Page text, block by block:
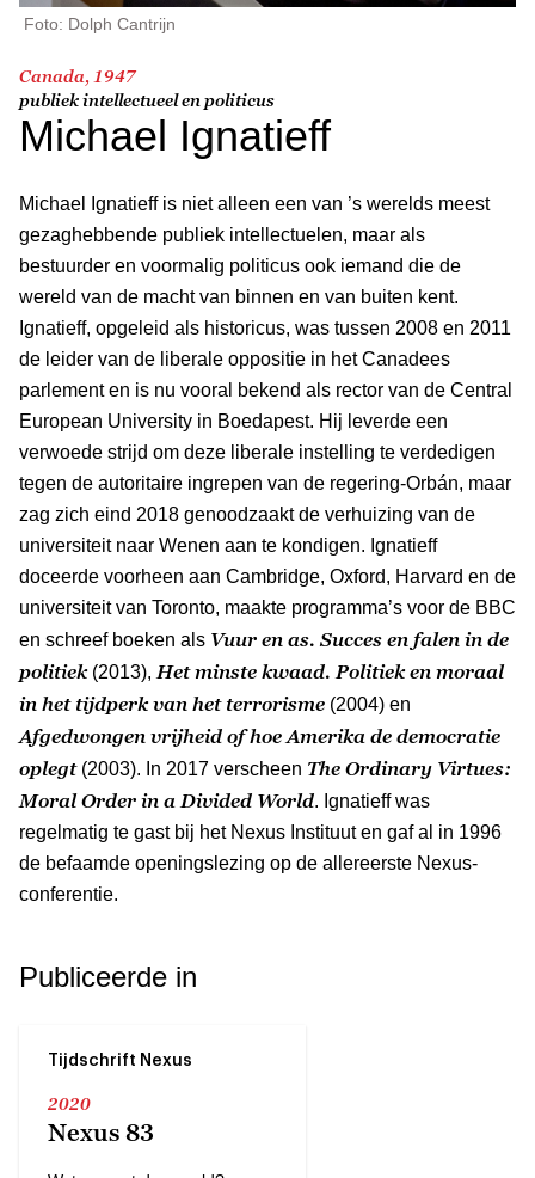
Foto: Dolph Cantrijn
Canada, 1947
publiek intellectueel en politicus
Michael Ignatieff
Michael Ignatieff is niet alleen een van ’s werelds meest
gezaghebbende publiek intellectuelen, maar als
bestuurder en voormalig politicus ook iemand die de
wereld van de macht van binnen en van buiten kent.
Ignatieff, opgeleid als historicus, was tussen 2008 en 2011
de leider van de liberale oppositie in het Canadees
parlement en is nu vooral bekend als rector van de Central
European University in Boedapest. Hij leverde een
verwoede strijd om deze liberale instelling te verdedigen
tegen de autoritaire ingrepen van de regering-Orbán, maar
zag zich eind 2018 genoodzaakt de verhuizing van de
universiteit naar Wenen aan te kondigen. Ignatieff
doceerde voorheen aan Cambridge, Oxford, Harvard en de
universiteit van Toronto, maakte programma’s voor de BBC
en schreef boeken als Vuur en as. Succes en falen in de
politiek(2013), Het minste kwaad. Politiek en moraal
in het tijdperk van het terrorisme (2004) en
Afgedwongen vrijheid of hoe Amerika de democratie
oplegt(2003). In 2017 verscheen The Ordinary Virtues:
Moral Order in a Divided World. Ignatieff was
regelmatig te gast bij het Nexus Instituut en gaf al in 1996
de befaamde openingslezing op de allereerste Nexus-
conferentie.
Publiceerde in
Tijdschrift Nexus
2020
Nexus 83